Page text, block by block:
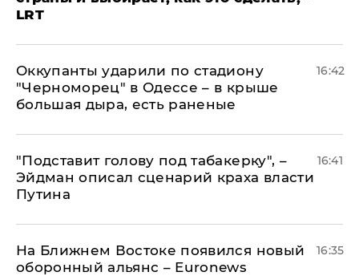
LRT
Оккупанты ударили по стадиону
"Черноморец" в Одессе – в крыше
большая дыра, есть раненые
16:42
​"Подставит голову под табакерку", –
Эйдман описал сценарий краха власти
Путина
16:41
На Ближнем Востоке появился новый
оборонный альянс – Euronews
16:35